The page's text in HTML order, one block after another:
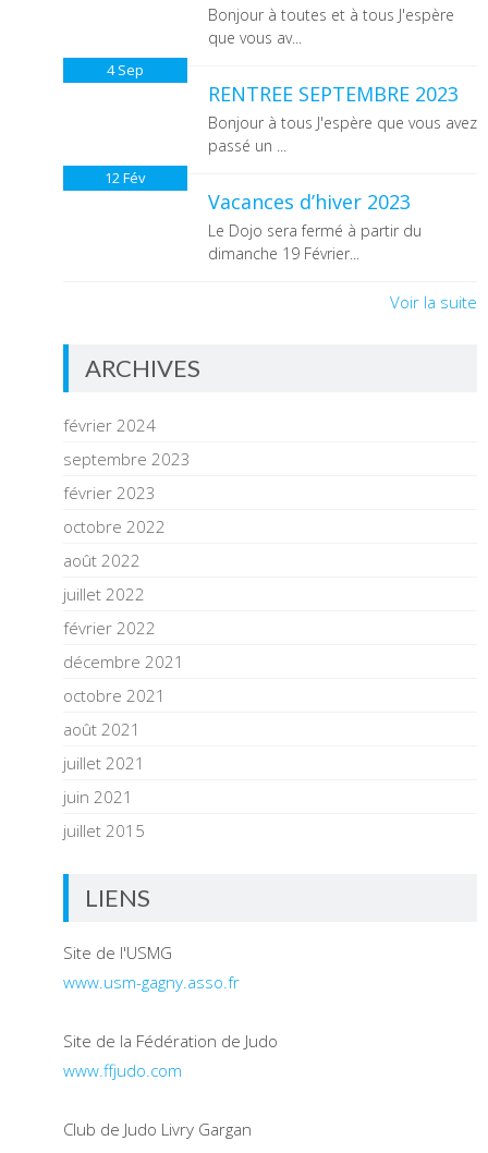
Bonjour à toutes et à tous J'espère
que vous av...
4 Sep
RENTREE SEPTEMBRE 2023
Bonjour à tous J'espère que vous avez
passé un ...
12 Fév
Vacances d’hiver 2023
Le Dojo sera fermé à partir du
dimanche 19 Février...
Voir la suite
ARCHIVES
février 2024
septembre 2023
février 2023
octobre 2022
août 2022
juillet 2022
février 2022
décembre 2021
octobre 2021
août 2021
juillet 2021
juin 2021
juillet 2015
LIENS
Site de l'USMG
www.usm-gagny.asso.fr
Site de la Fédération de Judo
www.ffjudo.com
Club de Judo Livry Gargan